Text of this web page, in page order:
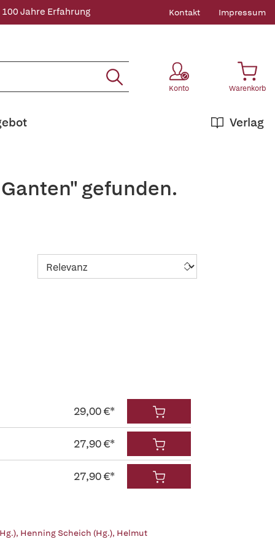
100 Jahre Erfahrung Kontakt Impressum
Konto Warenkorb
Verlag
gefunden.
29,00 €*
27,90 €*
27,90 €*
, Henning Scheich (Hg.), Helmut